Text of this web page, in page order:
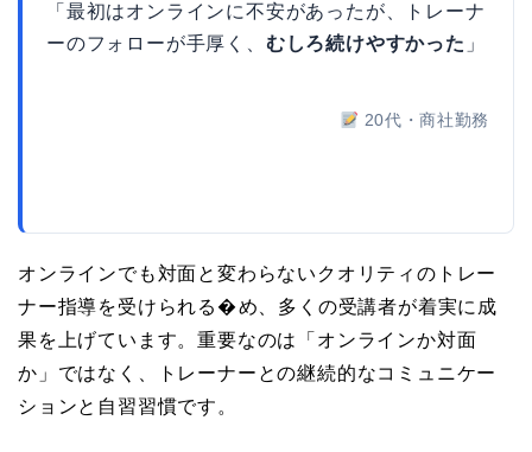
「最初はオンラインに不安があったが、トレーナ
ーのフォローが手厚く、 むしろ続けやすかった 」
20代・商社勤務
オンラインでも対面と変わらないクオリティのトレー
ナー指導を受けられる�め、多くの受講者が着実に成
果を上げています。重要なのは「オンラインか対面
か」ではなく、トレーナーとの継続的なコミュニケー
ションと自習習慣です。